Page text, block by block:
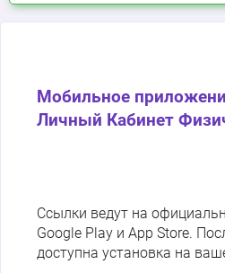
Мобильное
Личный Кабинет
Ссылки ведут на
Google Play и App Store.
доступна установка на